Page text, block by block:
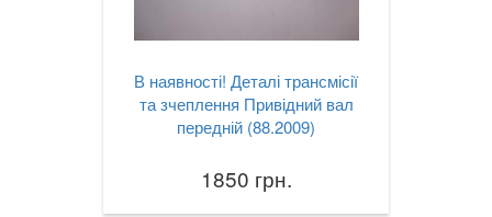
В наявності! Деталі трансмісії
та зчеплення Привідний вал
передній (88.2009)
1850 грн.